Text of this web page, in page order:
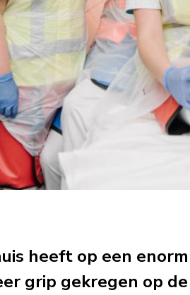
heeft op een
grip gekregen op